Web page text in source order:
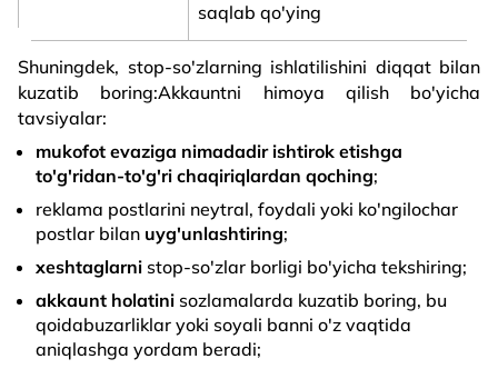
saqlab qo'ying
Shuningdek, stop-so'zlarning ishlatilishini diqqat bilan
kuzatib boring:Akkauntni himoya qilish bo'yicha
tavsiyalar:
mukofot evaziga nimadadir ishtirok etishga
to'g'ridan-to'g'ri chaqiriqlardan qoching;
reklama postlarini neytral, foydali yoki ko'ngilochar
postlar bilan uyg'unlashtiring;
xeshtaglarni stop-so'zlar borligi bo'yicha tekshiring;
akkaunt holatini sozlamalarda kuzatib boring, bu
qoidabuzarliklar yoki soyali banni o'z vaqtida
aniqlashga yordam beradi;